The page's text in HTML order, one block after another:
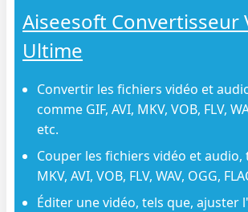
Aiseesoft Convertisseur
Ultime
Convertir les fichiers vidéo et
comme GIF, AVI, MKV, VOB, FLV,
etc.
Couper les fichiers vidéo et audio,
MKV, AVI, VOB, FLV, WAV, OGG,
Éditer une vidéo, tels que, ajuster